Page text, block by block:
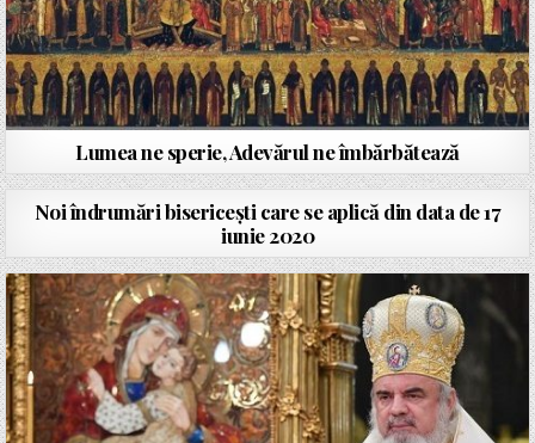
Lumea ne sperie, Adevărul ne îmbărbătează
Noi îndrumări bisericești care se aplică din data de 17
iunie 2020